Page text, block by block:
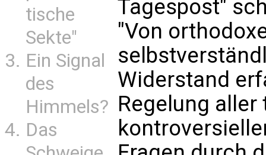
tische
Sekte"
Ein Signal
des
Himmels?
Das
Tagespost"
"Von
Widerstand
Regelung